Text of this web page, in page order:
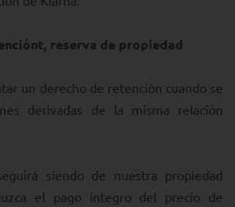
reserva de propiedad
un derecho de retención cuando se
derivadas de la misma relación
siendo de nuestra propiedad
el pago íntegro del precio de